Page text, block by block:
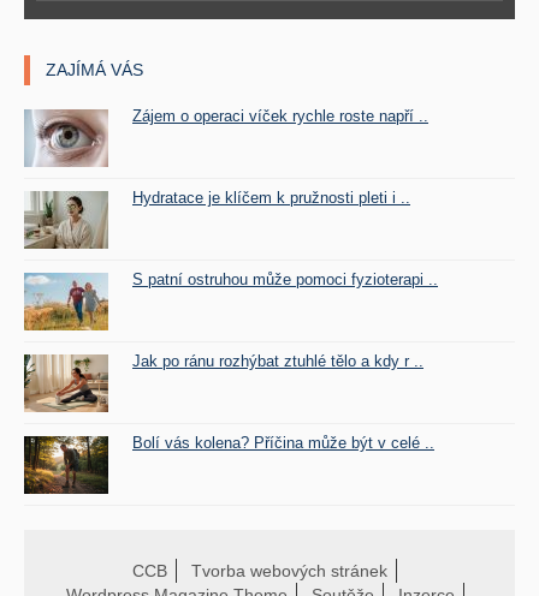
ZAJÍMÁ VÁS
Zájem o operaci víček rychle roste napří ..
Hydratace je klíčem k pružnosti pleti i ..
S patní ostruhou může pomoci fyzioterapi ..
Jak po ránu rozhýbat ztuhlé tělo a kdy r ..
Bolí vás kolena? Příčina může být v celé ..
CCB
Tvorba webových stránek